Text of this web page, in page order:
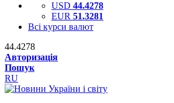
USD 44.4278
EUR 51.3281
Всі курси валют
44.4278
Авторизація
Пошук
RU